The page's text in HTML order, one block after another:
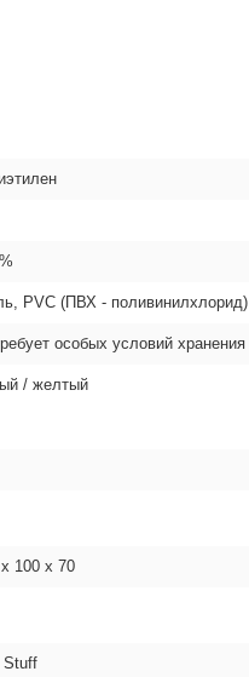
PVC (ПВХ - поливинилхлорид)
особых условий хранения
/ желтый
100 х 70
Stuff